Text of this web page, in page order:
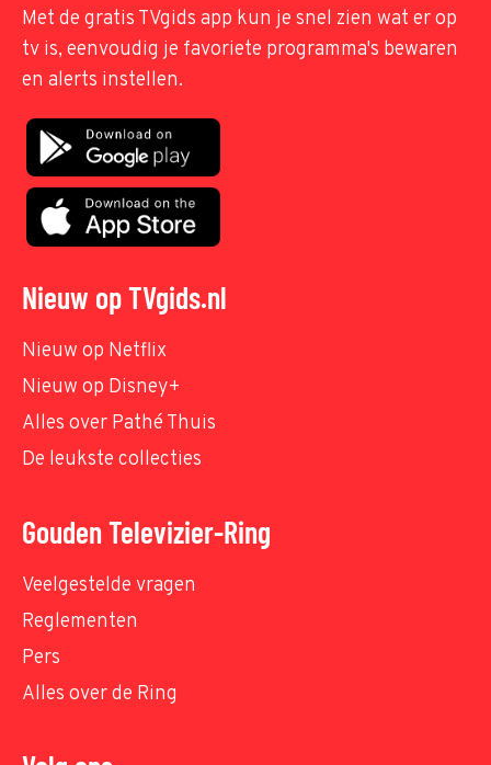
Met de gratis TVgids app kun je snel zien wat er op
tv is, eenvoudig je favoriete programma's bewaren
en alerts instellen.
Nieuw op TVgids.nl
Nieuw op Netflix
Nieuw op Disney+
Alles over Pathé Thuis
De leukste collecties
Gouden Televizier-Ring
Veelgestelde vragen
Reglementen
Pers
Alles over de Ring